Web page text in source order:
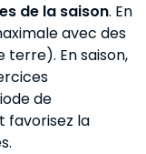
de la saison. En
avec des
terre). En saison,
de
favorisez la